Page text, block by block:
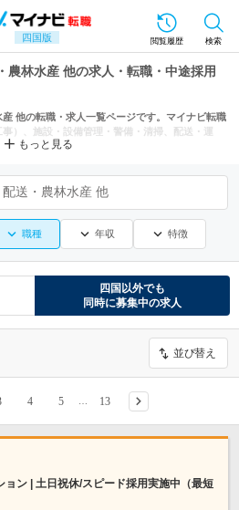
四国版 閲覧履歴 検索
農林水産 他の求人・転職・中途採用
他の転職・求人一覧ページです。マイナビ転職
）、施設・設備管理・警備・清掃、配送・運
の求人を探せます。
もっと見る
送・農林水産 他
職種 年収 特徴
四国 以外でも
同時に募集中の求人
並び替え
4 5 13
ン | 土日祝休/スピード採用実施中（最短